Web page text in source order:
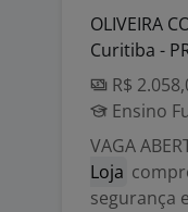
OLIVEIRA
Curitiba -
R$
Ensino
VAGA
Loja
segurança